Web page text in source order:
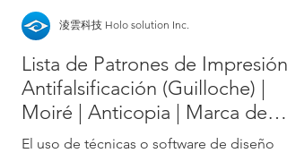
Lista de Patrones de Impresión
Antifalsificación (Guilloche) |
Moiré | Anticopia | Marca de
Agua
El uso de técnicas o software de diseño
淩雲科技 Holo solution Inc.